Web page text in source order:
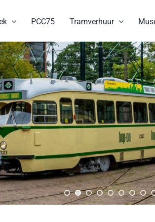
PCC75 Tramverhuur